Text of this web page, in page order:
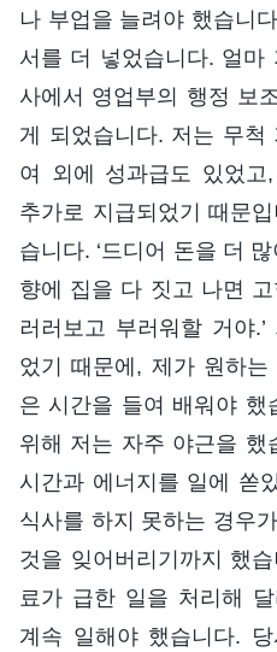
나 부업을 늘려야 했습니
서를 더 넣었습니다. 얼마
사에서 영업부의 행정 보
게 되었습니다. 저는 무척
여 외에 성과급도 있었고
추가로 지급되었기 때문
습니다. ‘드디어 돈을 더
향에 집을 다 짓고 나면
러러보고 부러워할 거야
었기 때문에, 제가 원하
은 시간을 들여 배워야 했
위해 저는 자주 야근을 했
시간과 에너지를 일에 쏟
식사를 하지 못하는 경우
것을 잊어버리기까지 했
료가 급한 일을 처리해
계속 일해야 했습니다.